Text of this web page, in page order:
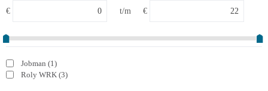
Kerstpakketten
Tastingpakketten
TOP 50
€ t/m €
Jobman (1)
Roly WRK (3)